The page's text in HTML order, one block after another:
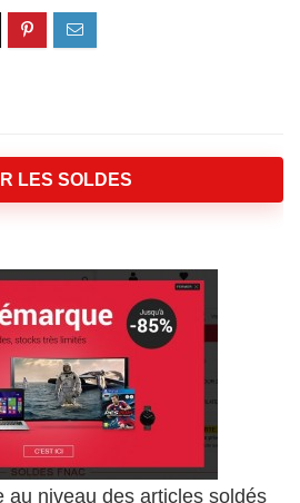
LES SOLDES
au niveau des articles soldés